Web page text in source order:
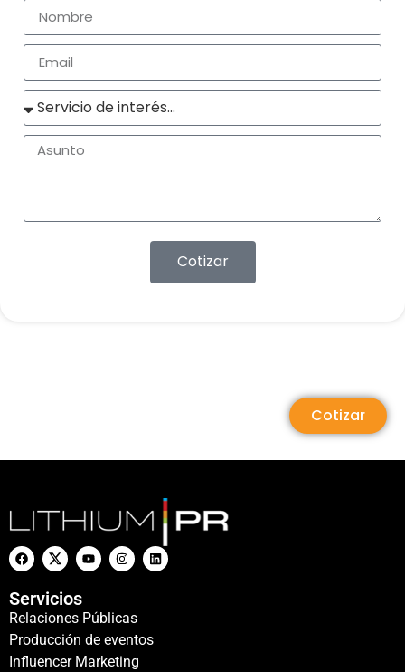
Cotizar
Cotizar
Servicios
Relaciones Públicas
Producción de eventos
Influencer Marketing